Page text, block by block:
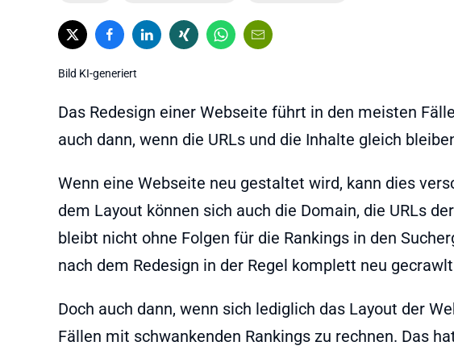
Bild KI-generiert
Das Redesign einer Webseite führt in den meisten
auch dann, wenn die URLs und die Inhalte gleich
Wenn eine Webseite neu gestaltet wird, kann dies
dem Layout können sich auch die Domain, die URLs
bleibt nicht ohne Folgen für die Rankings in den
nach dem Redesign in der Regel komplett neu
Doch auch dann, wenn sich lediglich das Layout der
Fällen mit schwankenden Rankings zu rechnen. Das